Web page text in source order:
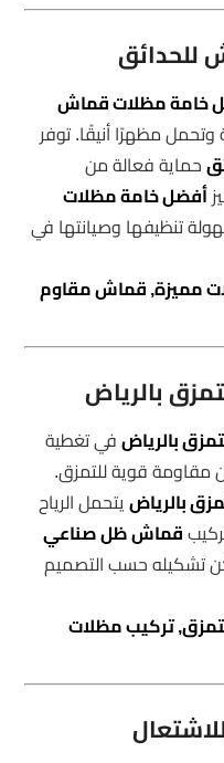
للحدائق
خامة مظلات قماش
مظهرًا أنيقًا. توفر
حماية فعالة من
أفضل خامة مظلات
تنظيفها وصيانتها في
مميزة, قماش مقاوم
بالرياض
بالرياضفي تغطية
مقاومة قوية للتمزق.
بالرياضيتحمل الرياح
قماش ظل صناعي
تشكيله حسب التصميم
تركيب مظلات